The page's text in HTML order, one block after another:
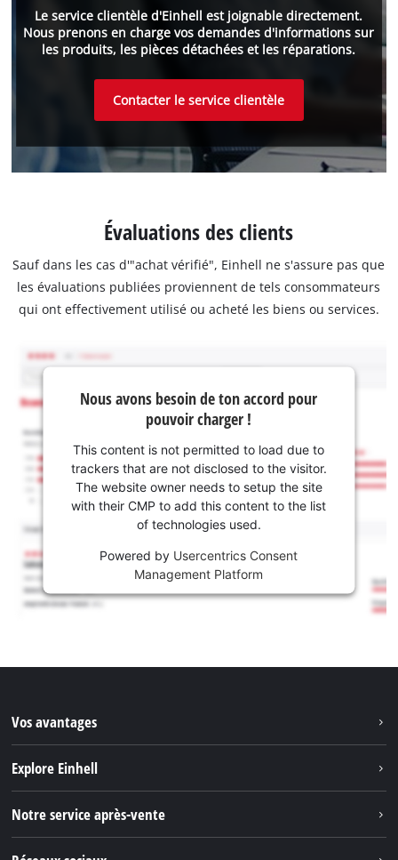
Le service clientèle d'Einhell est joignable directement.
Nous prenons en charge vos demandes d'informations sur
les produits, les pièces détachées et les réparations.
Contacter le service clientèle
Évaluations des clients
Sauf dans les cas d'"achat vérifié", Einhell ne s'assure pas que
les évaluations publiées proviennent de tels consommateurs
qui ont effectivement utilisé ou acheté les biens ou services.
Nous avons besoin de ton accord pour
pouvoir charger !
This content is not permitted to load due to
trackers that are not disclosed to the visitor.
The website owner needs to setup the site
with their CMP to add this content to the list
of technologies used.
Powered by Usercentrics Consent
Management Platform
Vos avantages
Explore Einhell
Notre service après-vente